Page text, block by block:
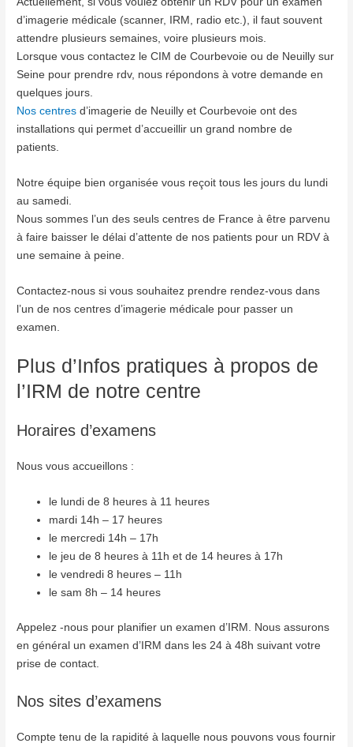
d’imagerie médicale (scanner, IRM, radio etc.), il faut souvent
attendre plusieurs semaines, voire plusieurs mois.
Lorsque vous contactez le CIM de Courbevoie ou de Neuilly sur
Seine pour prendre rdv, nous répondons à votre demande en
quelques jours.
Nos centres d’imagerie de Neuilly et Courbevoie ont des
installations qui permet d’accueillir un grand nombre de
patients.
Notre équipe bien organisée vous reçoit tous les jours du lundi
au samedi.
Nous sommes l’un des seuls centres de France à être parvenu
à faire baisser le délai d’attente de nos patients pour un RDV à
une semaine à peine.
Contactez-nous si vous souhaitez prendre rendez-vous dans
l’un de nos centres d’imagerie médicale pour passer un
examen.
Plus d’Infos pratiques à propos de
l’IRM de notre centre
Horaires d’examens
Nous vous accueillons :
le lundi de 8 heures à 11 heures
mardi 14h – 17 heures
le mercredi 14h – 17h
le jeu de 8 heures à 11h et de 14 heures à 17h
le vendredi 8 heures – 11h
le sam 8h – 14 heures
Appelez -nous pour planifier un examen d’IRM. Nous assurons
en général un examen d’IRM dans les 24 à 48h suivant votre
prise de contact.
Nos sites d’examens
Compte tenu de la rapidité à laquelle nous pouvons vous fournir